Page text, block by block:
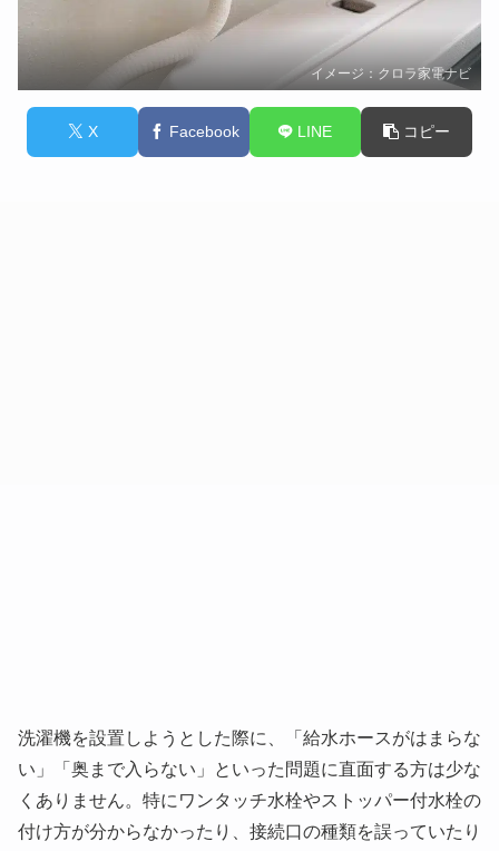
イメージ：クロラ家電ナビ
X Facebook LINE コピー
洗濯機を設置しようとした際に、「給水ホースがはまらな
い」「奥まで入らない」といった問題に直面する方は少な
くありません。特にワンタッチ水栓やストッパー付水栓の
付け方が分からなかったり、接続口の種類を誤っていたり